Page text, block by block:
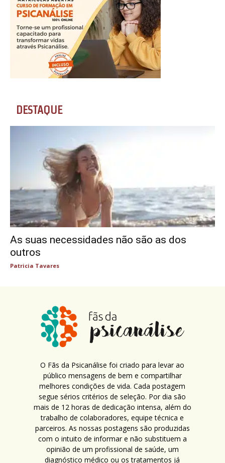
DESTAQUE
As suas necessidades não são as dos
outros
Patricia Tavares
O Fãs da Psicanálise foi criado para levar ao
público mensagens de bem e compartilhar
melhores condições de vida. Cada postagem
segue sérios critérios de seleção. Por dia são
mais de 12 horas de dedicação intensa, além do
trabalho de colaboradores, equipe técnica e
parceiros. As nossas postagens são produzidas
com o intuito de informar e não substituem a
opinião de um profissional de saúde, um
diagnóstico médico ou os tratamentos já